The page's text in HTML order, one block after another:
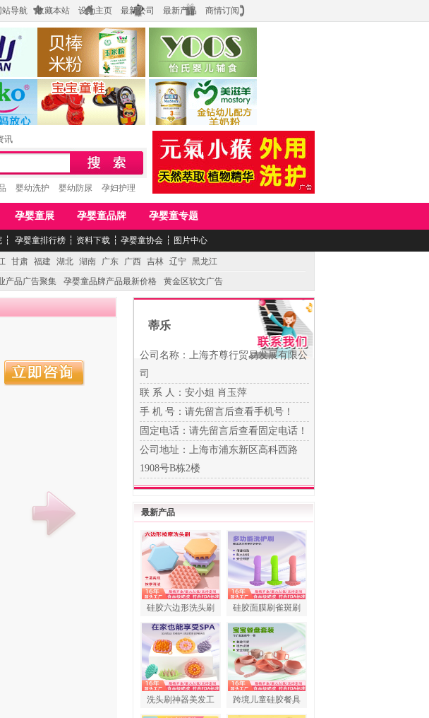
站导航 收藏本站 设为主页 最新公司 最新产品 商情订阅
公司
公司
江西贝棒儿童食品 上海怡氏食品科技有限公司
湖南美滋生物科技有限公司
讯
婴幼洗护 婴幼防尿 孕妇护理
孕婴童展 孕婴童品牌 孕婴童专题
┆ 孕婴童排行榜 ┆ 资料下载 ┆ 孕婴童协会 ┆ 图片中心
甘肃 福建 湖北 湖南 广东 广西 吉林 辽宁 黑龙江
产品广告聚集 孕婴童品牌产品最新价格 黄金区软文广告
蒂乐
公司名称：上海齐尊行贸易发展有限公
司
联 系 人：安小姐 肖玉萍
手 机 号： 请先留言后查看手机号！
固定电话： 请先留言后查看固定电话！
公司地址：上海市浦东新区高科西路
1908号B栋2楼
最新产品
硅胶六边形洗头刷 硅胶面膜刷雀斑刷
洗头刷神器美发工 跨境儿童硅胶餐具